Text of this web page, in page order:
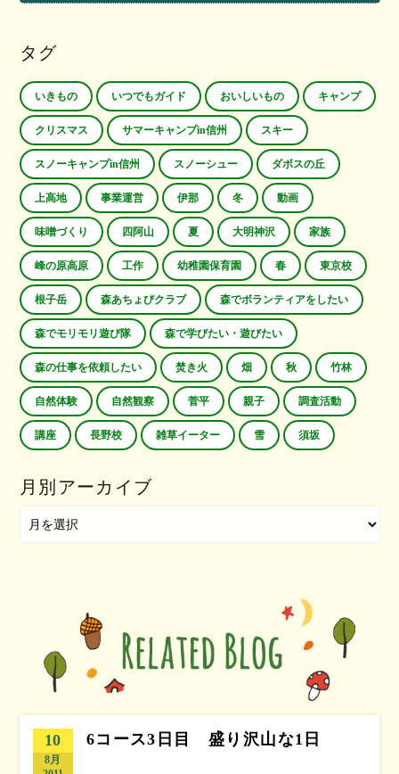
タグ
いきもの いつでもガイド おいしいもの キャンプ
クリスマス サマーキャンプin信州 スキー
スノーキャンプin信州 スノーシュー ダボスの丘
上高地 事業運営 伊那 冬 動画
味噌づくり 四阿山 夏 大明神沢 家族
峰の原高原 工作 幼稚園保育園 春 東京校
根子岳 森あちょびクラブ 森でボランティアをしたい
森でモリモリ遊び隊 森で学びたい・遊びたい
森の仕事を依頼したい 焚き火 畑 秋 竹林
自然体験 自然観察 菅平 親子 調査活動
講座 長野校 雑草イーター 雪 須坂
月別アーカイブ
10
8月
6コース3日目 盛り沢山な1日